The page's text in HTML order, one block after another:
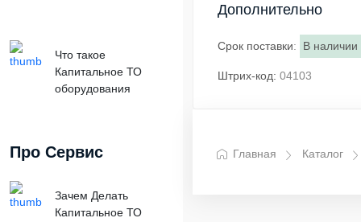
Что такое
Капитальное ТО
оборудования
Про Сервис
Зачем Делать
Капитальное ТО
Дополнительно
Срок поставки: В наличии
Штрих-код: 04103
Главная Каталог